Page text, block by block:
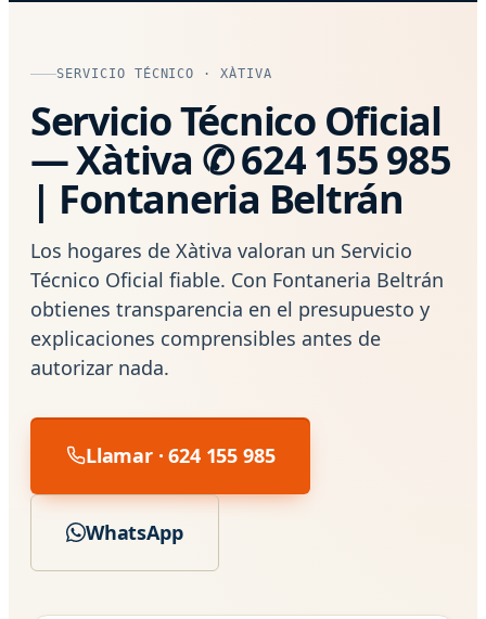
SERVICIO TÉCNICO · XÀTIVA
Servicio Técnico Oficial
— Xàtiva ✆ 624 155 985
| Fontaneria Beltrán
Los hogares de Xàtiva valoran un Servicio
Técnico Oficial fiable. Con Fontaneria Beltrán
obtienes transparencia en el presupuesto y
explicaciones comprensibles antes de
autorizar nada.
Llamar · 624 155 985
WhatsApp